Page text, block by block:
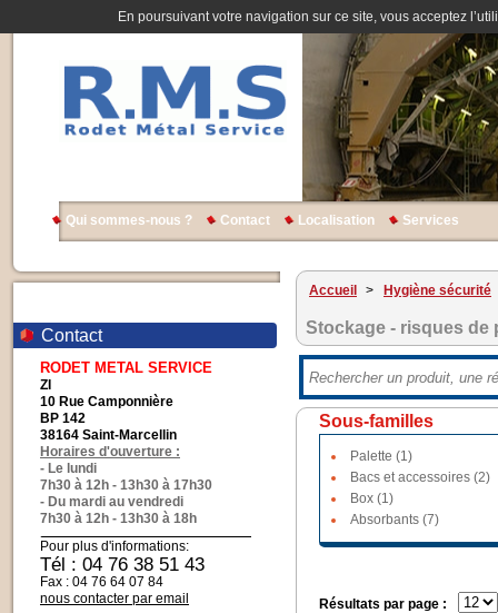
En poursuivant votre navigation sur ce site, vous acceptez
Qui sommes-nous ? Contact Localisation Services
Contact
RODET METAL SERVICE
ZI
10 Rue Camponnière
BP 142
38164 Saint-Marcellin
Horaires d'ouverture :
- Le lundi
7h30 à 12h - 13h30 à 17h30
- Du mardi au vendredi
7h30 à 12h - 13h30 à 18h
Pour plus d'informations:
Tél : 04 76 38 51 43
Fax : 04 76 64 07 84
nous contacter par email
Accueil > Hygiène sécurité
Stockage - risques de
Sous-familles
Palette (1)
Bacs et accessoires (2)
Box (1)
Absorbants (7)
Résultats par page :